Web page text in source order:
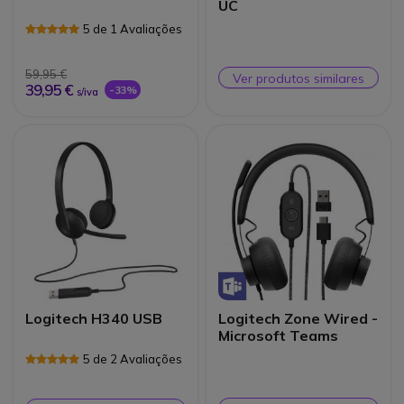
5 de 1 Avaliações
59,95 €
39,95 € s/iva -33%
UC
Ver produtos similares
Logitech H340 USB
5 de 2 Avaliações
Logitech Zone Wired -
Microsoft Teams